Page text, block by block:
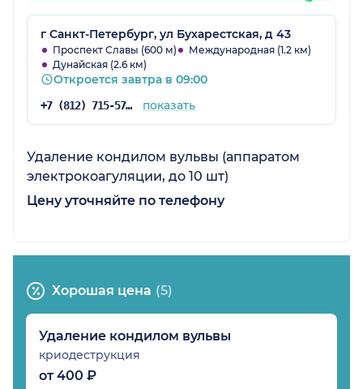
г Санкт-Петербург, ул Бухарестская, д 43
Проспект Славы (600 м)
Международная (1.2 км)
Дунайская (2.6 км)
Откроется завтра в 09:00
+7 (812) 715-57-36 показать
Удаление кондилом вульвы (аппаратом
электрокоагуляции, до 10 шт)
Цену уточняйте по телефону
Хорошая цена (5)
Удаление кондилом вульвы
криодеструкция
от 400 ₽